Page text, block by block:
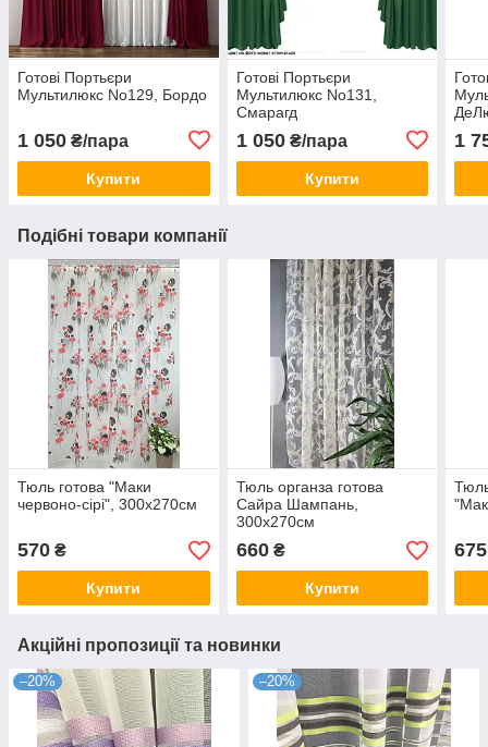
Готові Портьєри
Мультилюкс No129, Бордо
1 050 ₴/пара
Купити
Готові Портьєри
Мультилюкс No131,
Смарагд
1 050₴/пара
Купити
1
Подібні товари компанії
Тюль готова "Маки
червоно-сірі", 300х270см
570 ₴
Купити
Тюль органза готова
Сайра Шампань,
300х270см
660₴
Купити
675
Акційні пропозиції та новинки
–20% –20%